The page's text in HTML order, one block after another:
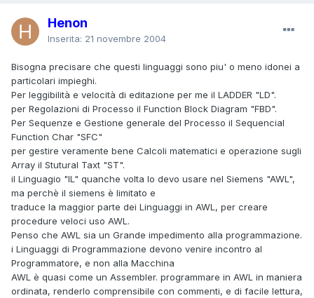
Henon
Inserita: 21 novembre 2004
Bisogna precisare che questi linguaggi sono piu' o meno idonei a
particolari impieghi.
Per leggibilità e velocità di editazione per me il LADDER "LD".
per Regolazioni di Processo il Function Block Diagram "FBD".
Per Sequenze e Gestione generale del Processo il Sequencial
Function Char "SFC"
per gestire veramente bene Calcoli matematici e operazione sugli
Array il Stutural Taxt "ST".
il Linguagio "IL" quanche volta lo devo usare nel Siemens "AWL",
ma perchè il siemens è limitato e
traduce la maggior parte dei Linguaggi in AWL, per creare
procedure veloci uso AWL.
Penso che AWL sia un Grande impedimento alla programmazione.
i Linguaggi di Programmazione devono venire incontro al
Programmatore, e non alla Macchina
AWL è quasi come un Assembler. programmare in AWL in maniera
ordinata, renderlo comprensibile con commenti, e di facile lettura,